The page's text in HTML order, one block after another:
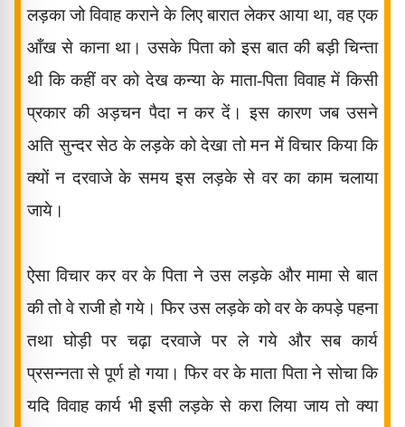
लड़का जो विवाह कराने के लिए बारात लेकर आया था,वह एक
आँख से काना था। उसके पिता को इस बात की बड़ी चिन्ता
थी कि कहीं वर को देख कन्या के माता-पिता विवाह में किसी
प्रकार की अड़चन पैदा न कर दें। इस कारण जब उसने
अति सुन्दर सेठ के लड़के को देखा तो मन में विचार किया कि
क्यों न दरवाजे के समय इस लड़के से वर का काम चलाया
जाये।
ऐसा विचार कर वर के पिता ने उस लड़के और मामा से बात
की तो वे राजी हो गये। फिर उस लड़के को वर के कपड़े पहना
तथा घोड़ी पर चढ़ा दरवाजे पर ले गये और सब कार्य
प्रसन्नता से पूर्ण हो गया। फिर वर के माता पिता ने सोचा कि
यदि विवाह कार्य भी इसी लड़के से करा लिया जाय तो क्या